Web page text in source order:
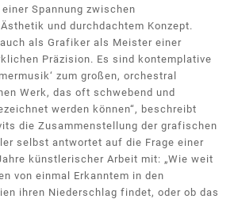
Spannung zwischen
und durchdachtem Konzept.
als Grafiker als Meister einer
Präzision. Es sind kontemplative
zum großen, orchestral
Werk, das oft schwebend und
werden können“, beschreibt
die Zusammenstellung der grafischen
selbst antwortet auf die Frage einer
künstlerischer Arbeit mit: „Wie weit
von einmal Erkanntem in den
ihren Niederschlag findet, oder ob das